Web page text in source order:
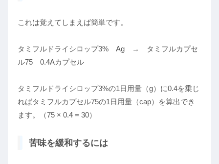
これは覚えてしまえば簡単です。
タミフルドライシロップ3% Ag → タミフルカプセ
ル75 0.4Aカプセル
タミフルドライシロップ3%の1日用量（g）に0.4を乗じ
ればタミフルカプセル75の1日用量（cap）を算出でき
ます。（75 × 0.4 = 30）
苦味を緩和するには